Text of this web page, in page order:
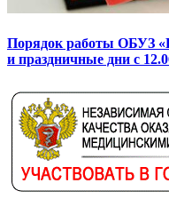
Порядок работы ОБУЗ
и праздничные дни с